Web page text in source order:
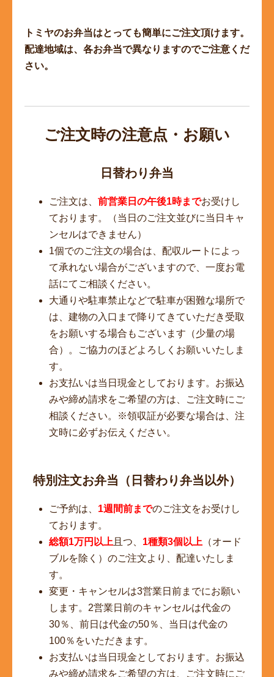
トミヤのお弁当はとっても簡単にご注文頂けます。
配達地域は、各お弁当で異なりますのでご注意くだ
さい。
ご注文時の注意点・お願い
日替わり弁当
ご注文は、 前営業日の午後1時までお受けし
ております。（当日のご注文並びに当日キャ
ンセルはできません）
1個でのご注文の場合は、配収ルートによっ
て承れない場合がございますので、一度お電
話にてご相談ください。
大通りや駐車禁止などで駐車が困難な場所で
は、建物の入口まで降りてきていただき受取
をお願いする場合もございます（少量の場
合）。ご協力のほどよろしくお願いいたしま
す。
お支払いは当日現金としております。お振込
みや締め請求をご希望の方は、ご注文時にご
相談ください。※領収証が必要な場合は、注
文時に必ずお伝えください。
特別注文お弁当（日替わり弁当以外）
ご予約は、 1週間前までのご注文をお受けし
ております。
総額1万円以上 且つ、 1種類3個以上 （オード
ブルを除く）のご注文より、配達いたしま
す。
変更・キャンセルは3営業日前までにお願い
します。2営業日前のキャンセルは代金の
30％、前日は代金の50％、当日は代金の
100％をいただきます。
お支払いは当日現金としております。お振込
みや締め請求をご希望の方は、ご注文時にご